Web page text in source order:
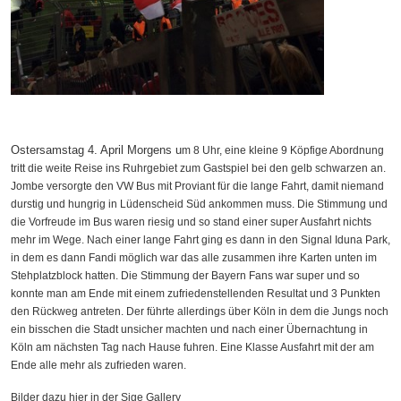
Ostersamstag 4. April Morgens um 8 Uhr, eine kleine 9 Köpfige Abordnung
tritt die weite Reise ins Ruhrgebiet zum Gastspiel bei den gelb schwarzen an.
Jombe versorgte den VW Bus mit Proviant für die lange Fahrt, damit niemand
durstig und hungrig in Lüdenscheid Süd ankommen muss. Die Stimmung und
die Vorfreude im Bus waren riesig und so stand einer super Ausfahrt nichts
mehr im Wege. Nach einer lange Fahrt ging es dann in den Signal Iduna Park,
in dem es dann Fandi möglich war das alle zusammen ihre Karten unten im
Stehplatzblock hatten. Die Stimmung der Bayern Fans war super und so
konnte man am Ende mit einem zufriedenstellenden Resultat und 3 Punkten
den Rückweg antreten. Der führte allerdings über Köln in dem die Jungs noch
ein bisschen die Stadt unsicher machten und nach einer Übernachtung in
Köln am nächsten Tag nach Hause fuhren. Eine Klasse Ausfahrt mit der am
Ende alle mehr als zufrieden waren.
Bilder dazu hier in der Sige Gallery